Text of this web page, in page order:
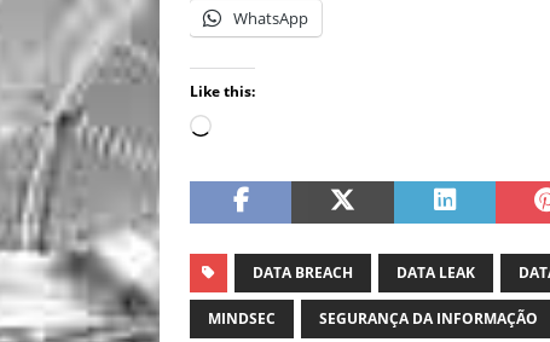
WhatsApp
Like this:
DATA BREACH DATA LEAK
MINDSEC SEGURANÇA DA INFORMAÇÃO